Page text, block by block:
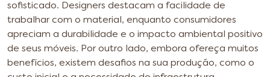
sofisticado. Designers destacam a facilidade de
trabalhar com o material, enquanto consumidores
apreciam a durabilidade e o impacto ambiental positivo
de seus móveis. Por outro lado, embora ofereça muitos
benefícios, existem desafios na sua produção, como o